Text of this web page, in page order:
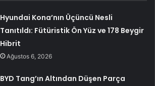
Hyundai Kona’nın Üçüncü Nesli
Tanıtıldı: Fütüristik Ön Yüz ve 178 Beygir
Hibrit
Ağustos 6, 2026
BYD Tang’ın Altından Düşen Parça